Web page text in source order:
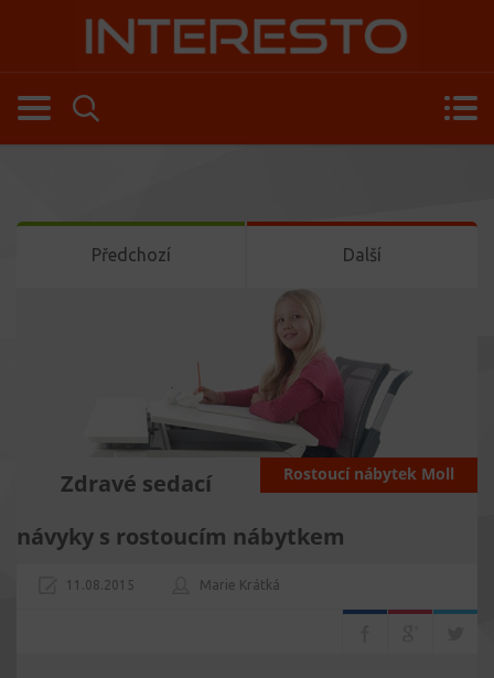
Předchozí Další
Rostoucí nábytek Moll
Zdravé sedací
návyky s rostoucím nábytkem
11.08.2015 Marie Krátká